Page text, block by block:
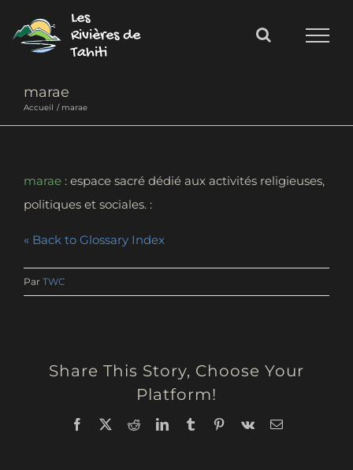
au
contenu
Les
Rivières de
Tahiti
marae
Accueil marae
marae : espace sacré dédié aux activités religieuses,
politiques et sociales.
« Back to Glossary Index
Par TWC
Share This Story, Choose Your
Platform!
Facebook
X RedditLinkedInTumblrPinterest
Vk Email